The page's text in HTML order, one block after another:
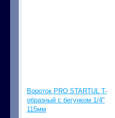
Вороток PRO STARTUL T-
образный c бегунком 1/4"
115мм